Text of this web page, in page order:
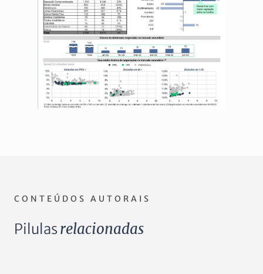
CONTEÚDOS AUTORAIS
Pilulasrelacionadas